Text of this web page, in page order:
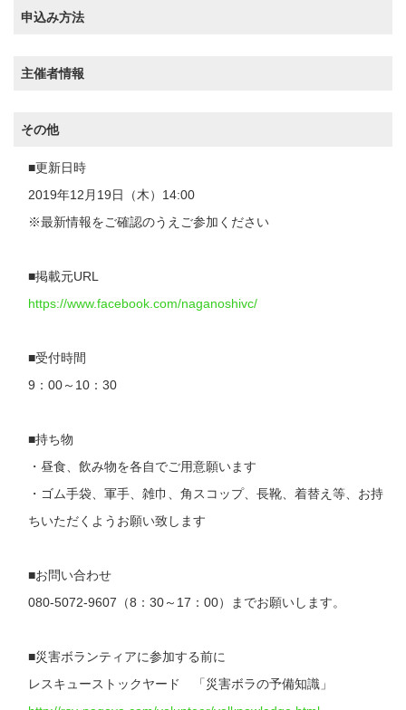
申込み方法
主催者情報
その他
■更新日時
2019年12月19日（木）14:00
※最新情報をご確認のうえご参加ください
■掲載元URL
https://www.facebook.com/naganoshivc/
■受付時間
9：00～10：30
■持ち物
・昼食、飲み物を各自でご用意願います
・ゴム手袋、軍手、雑巾、角スコップ、長靴、着替え等、お持
ちいただくようお願い致します
■お問い合わせ
080-5072-9607（8：30～17：00）までお願いします。
■災害ボランティアに参加する前に
レスキューストックヤード 「災害ボラの予備知識」